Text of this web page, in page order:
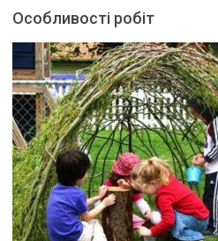
Особливості робіт